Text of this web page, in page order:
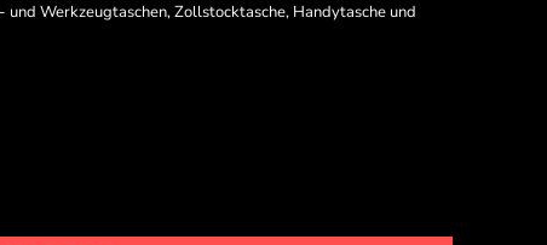
Werkzeugtaschen, Zollstocktasche, Handytasche und